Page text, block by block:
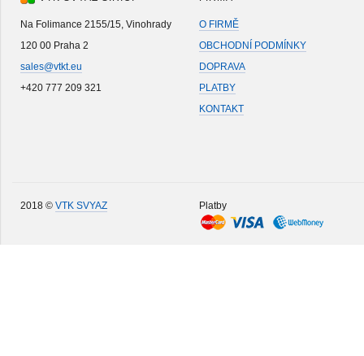
Na Folimance 2155/15, Vinohrady
120 00 Praha 2
sales@vtkt.eu
+420 777 209 321
O FIRMĚ
OBCHODNÍ PODMÍNKY
DOPRAVA
PLATBY
KONTAKT
2018 © VTK SVYAZ Platby